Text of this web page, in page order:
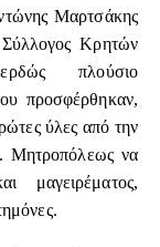
Μαρτσάκης
Κρητών
πλούσιο
προσφέρθηκαν,
ύλες από την
Μητροπόλεως να
μαγειρέματος,